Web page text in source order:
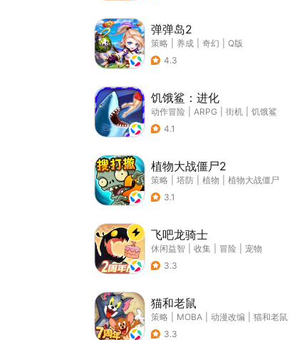
弹弹岛2
策略 养成 奇幻
Q版
4.3
饥饿鲨：进化
动作冒险 ARPG 街机
饥饿鲨
4.1
植物大战僵尸2
策略 塔防 植物
植物大战僵尸
3.1
飞吧龙骑士
休闲益智 收集 冒险
宠物
3.3
猫和老鼠
策略 MOBA 动漫改编
猫和老鼠
3.3